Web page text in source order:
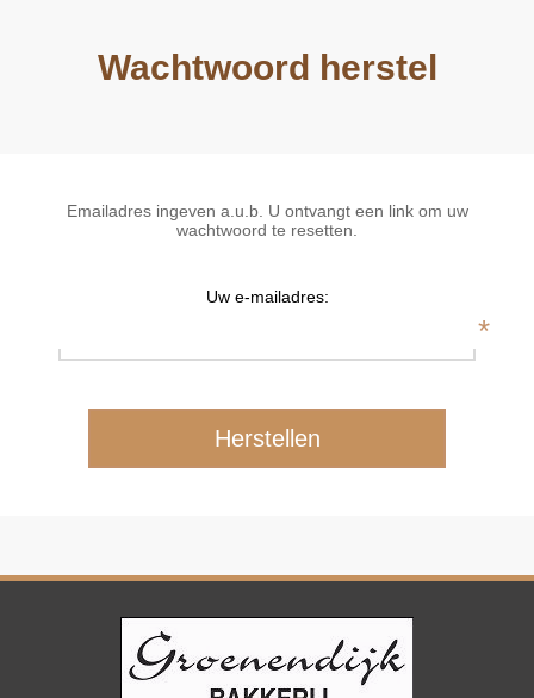
Wachtwoord herstel
Emailadres ingeven a.u.b. U ontvangt een link om uw
wachtwoord te resetten.
Uw e-mailadres:
*